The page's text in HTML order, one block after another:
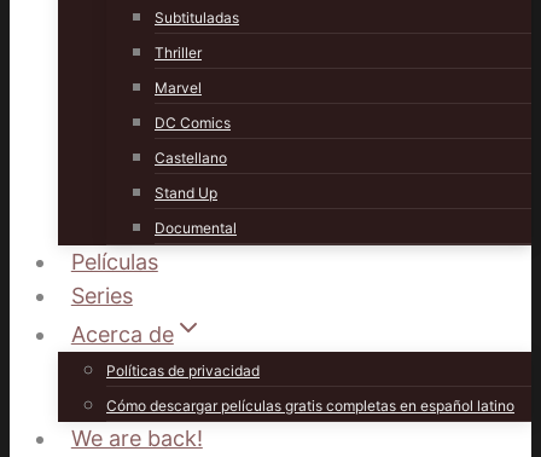
Subtituladas
Thriller
Marvel
DC Comics
Castellano
Stand Up
Documental
Películas
Series
Acerca de
Políticas de privacidad
Cómo descargar películas gratis completas en español latino
We are back!